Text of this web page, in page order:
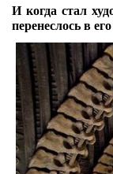
И когда стал
перенеслось в